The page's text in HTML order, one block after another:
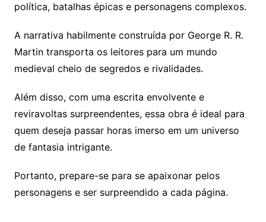
política, batalhas épicas e personagens complexos.
A narrativa habilmente construída por George R. R.
Martin transporta os leitores para um mundo
medieval cheio de segredos e rivalidades.
Além disso, com uma escrita envolvente e
reviravoltas surpreendentes, essa obra é ideal para
quem deseja passar horas imerso em um universo
de fantasia intrigante.
Portanto, prepare-se para se apaixonar pelos
personagens e ser surpreendido a cada página.